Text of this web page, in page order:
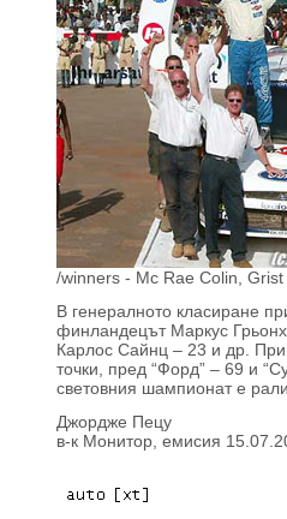
/winners - Mc Rae Colin,
В генералното класиране
финландецът Маркус
Карлос Сайнц – 23 и др. При
точки, пред “Форд” – 69 и
световния шампионат е
Джордже Пецу
в-к Монитор, емисия